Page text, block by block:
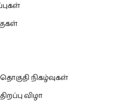
நிகழ்வுகள்
விழா